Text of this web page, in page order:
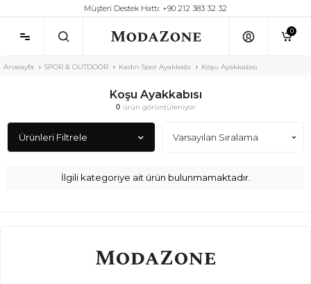
Müşteri Destek Hattı: +90 212 383 32 32
0
Anasayfa SPOR & OUTDOOR Kadın Spor Ayakkabı Koşu Ayakkabısı
Koşu Ayakkabısı
0 ürün görüntüleniyor.
Ürünleri Filtrele
İlgili kategoriye ait ürün bulunmamaktadır.